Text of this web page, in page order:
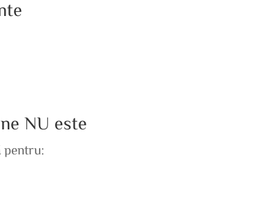
NU este
pentru: